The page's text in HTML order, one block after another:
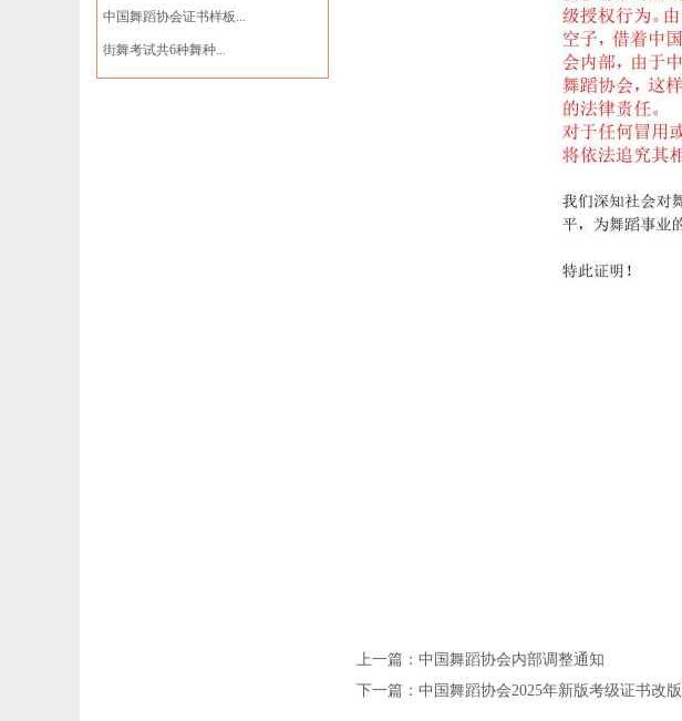
中国舞蹈协会证书样板...
街舞考试共6种舞种...
上一篇：中国舞蹈协会内部调整通知
下一篇：中国舞蹈协会2025年新版考级证书改版